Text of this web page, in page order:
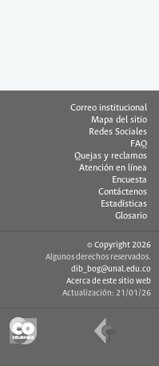
Correo institucional
Mapa del sitio
Redes Sociales
FAQ
Quejas y reclamos
Atención en línea
Encuesta
Contáctenos
Estadísticas
Glosario
© Copyright 2026
Algunos derechos reservados.
dib_bog@unal.edu.co
Acerca de este sitio web
Actualización: 21/01/26